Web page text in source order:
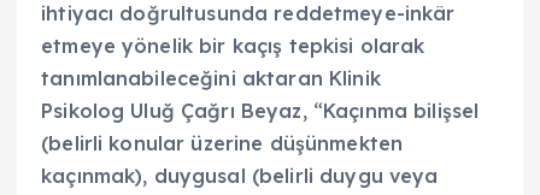
ihtiyacı doğrultusunda reddetmeye-inkâr
etmeye yönelik bir kaçış tepkisi olarak
tanımlanabileceğini aktaran Klinik
Psikolog Uluğ Çağrı Beyaz, “Kaçınma bilişsel
(belirli konular üzerine düşünmekten
kaçınmak), duygusal (belirli duygu veya